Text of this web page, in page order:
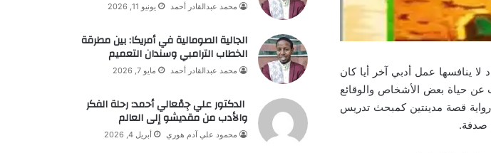
ينافسها عمل أدبي آخر أيا كان
عن حياة بعض الأشخاص والوقائع
رواية قصة مدينتين كمبحث تدريس
صدفة.
محمد عبدالقادر أحمد يونيو 11, 2026
الجالية الصومالية في أمريكا: بين مطرقة
الخطاب الترامبي وسندان التعميم
محمد عبدالقادر أحمد مايو 7, 2026
الدكتور علي جِمْعالي أحمد: رحلة الفكر
والأدب من مقديشو إلى العالم
محمود علي آدم هوري أبريل 4, 2026